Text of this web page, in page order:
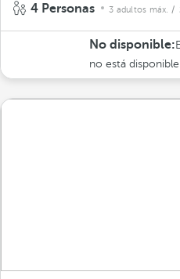
4 Personas 3 adultos máx. /
No disponible:
no está disponible.